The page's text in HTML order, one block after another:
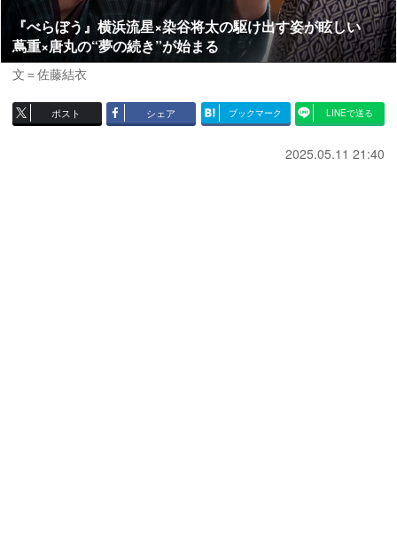
『べらぼう』横浜流星×染谷将太の駆け出す姿が眩しい
蔦重×唐丸の“夢の続き”が始まる
文＝佐藤結衣
ポスト シェア ブックマーク LINEで送る
2025.05.11 21:40